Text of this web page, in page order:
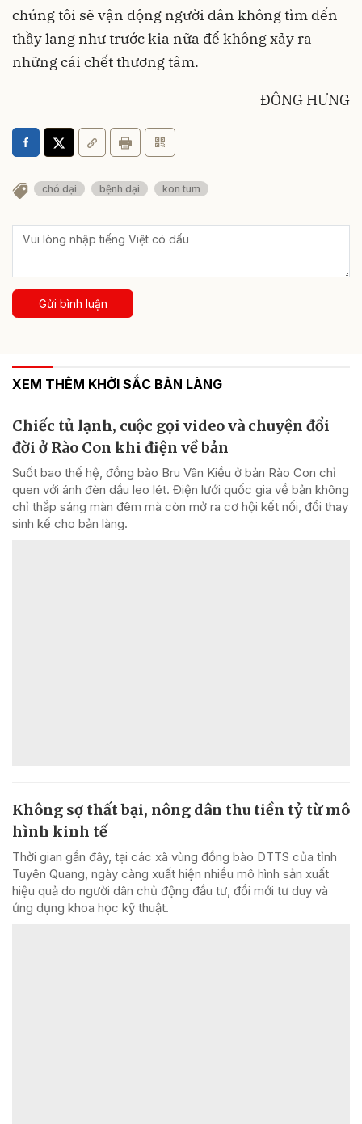
chúng tôi sẽ vận động người dân không tìm đến
thầy lang như trước kia nữa để không xảy ra
những cái chết thương tâm.
ĐÔNG HƯNG
chó dại bệnh dại kon tum
Gửi bình luận
XEM THÊM KHỞI SẮC BẢN LÀNG
Chiếc tủ lạnh, cuộc gọi video và chuyện đổi
đời ở Rào Con khi điện về bản
Suốt bao thế hệ, đồng bào Bru Vân Kiều ở bản Rào Con chỉ
quen với ánh đèn dầu leo lét. Điện lưới quốc gia về bản không
chỉ thắp sáng màn đêm mà còn mở ra cơ hội kết nối, đổi thay
sinh kế cho bản làng.
Không sợ thất bại, nông dân thu tiền tỷ từ mô
hình kinh tế
Thời gian gần đây, tại các xã vùng đồng bào DTTS của tỉnh
Tuyên Quang, ngày càng xuất hiện nhiều mô hình sản xuất
hiệu quả do người dân chủ động đầu tư, đổi mới tư duy và
ứng dụng khoa học kỹ thuật.